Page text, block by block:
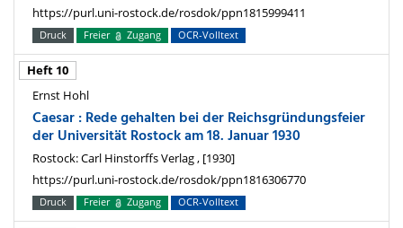
https://purl.uni-rostock.de/rosdok/ppn1815999411
Druck Freier Zugang OCR-Volltext
Heft 10
Ernst Hohl
Caesar : Rede gehalten bei der Reichsgründungsfeier
der Universität Rostock am 18. Januar 1930
Rostock: Carl Hinstorffs Verlag , [1930]
https://purl.uni-rostock.de/rosdok/ppn1816306770
Druck Freier Zugang OCR-Volltext